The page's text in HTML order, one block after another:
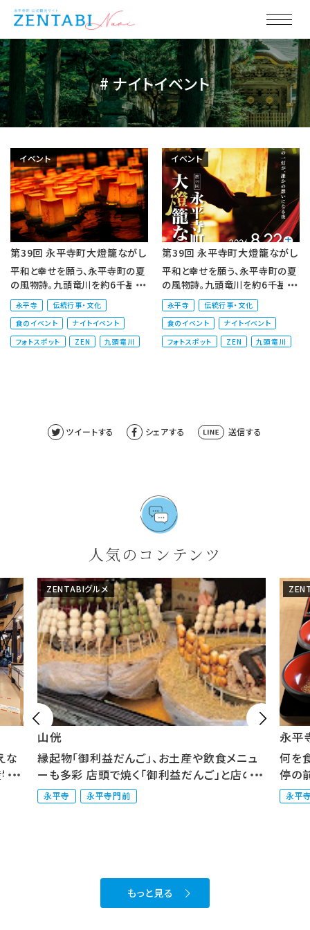
# ナイトイベント
イベント
第39回 永平寺町大燈籠ながし
平和と幸せを願う、永平寺町の夏
の風物詩。九頭竜川を約6千基の
燈籠が彩ります。永平寺町で感謝
や供養、様々な願いや想いを載
せ...
永平寺
伝統行事・文化
食のイベント
ナイトイベント
フォトスポット
ZEN 九頭竜川
イベント
第39回 永平寺町大燈籠ながし
平和と幸せを願う、永平寺町の夏
の風物詩。九頭竜川を約6千基の
燈籠が彩ります。 永平寺町で感謝
や供養、様々な願いや想...
永平寺
伝統行事・文化
食のイベント
ナイトイベント
フォトスポット
ZEN 九頭竜川
ツイートする シェアする 送信する
人気のコンテンツ
な
物
ZENTABIグルメ
山侊
縁起物「御利益だんご」、お土産や飲食メニュ
ーも多彩 店頭で焼く「御利益だんご」と店の裏
に...
永平寺 永平寺門前
永平
何を
停の
修...
永平
 
もっと見る